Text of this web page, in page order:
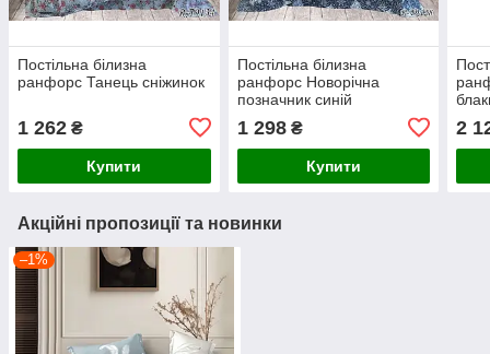
Постільна білизна
ранфорс Танець сніжинок
1 262 ₴
Купити
Постільна білизна
ранфорс Новорічна
позначник синій
1 298₴
Купити
2
Акційні пропозиції та новинки
–1%